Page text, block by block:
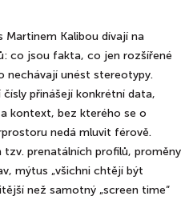
Kalibou dívají na
co jsou fakta, co jen rozšířené
nechávají unést stereotypy.
přinášejí konkrétní data,
kontext, bez kterého se o
nedá mluvit férově.
prenatálních profilů, proměny
mýtus „všichni chtějí být
než samotný „screen time“